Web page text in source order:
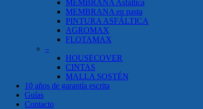
MEMBRANA Asfáltica
MEMBRANA en pasta
PINTURA ASFÁLTICA
AGROMAX
FLOTAMAX
–
HOUSECOVER
CINTAS
MALLA SOSTÉN
10 años de garantía escrita
Guías
Contacto